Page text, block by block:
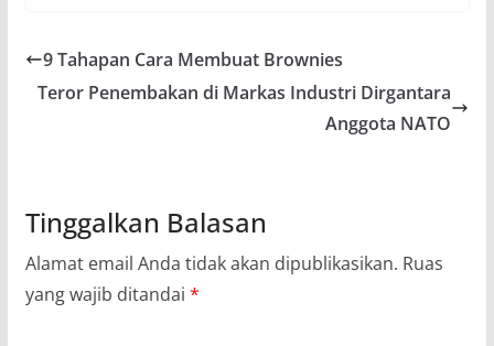
9 Tahapan Cara Membuat Brownies
Teror Penembakan di Markas Industri Dirgantara
Anggota NATO
Tinggalkan Balasan
Alamat email Anda tidak akan dipublikasikan. Ruas
yang wajib ditandai *